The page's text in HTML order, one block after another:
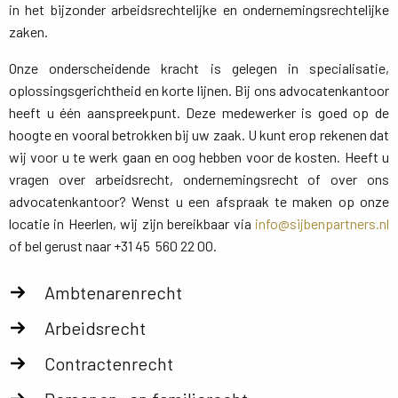
in het bijzonder arbeidsrechtelijke en ondernemingsrechtelijke
zaken.
Onze onderscheidende kracht is gelegen in specialisatie,
oplossingsgerichtheid en korte lijnen. Bij ons advocatenkantoor
heeft u één aanspreekpunt. Deze medewerker is goed op de
hoogte en vooral betrokken bij uw zaak. U kunt erop rekenen dat
wij voor u te werk gaan en oog hebben voor de kosten. Heeft u
vragen over arbeidsrecht, ondernemingsrecht of over ons
advocatenkantoor? Wenst u een afspraak te maken op onze
locatie in Heerlen, wij zijn bereikbaar via info@sijbenpartners.nl
of bel gerust naar +31 45 560 22 00.
Ambtenarenrecht
Arbeidsrecht
Contractenrecht